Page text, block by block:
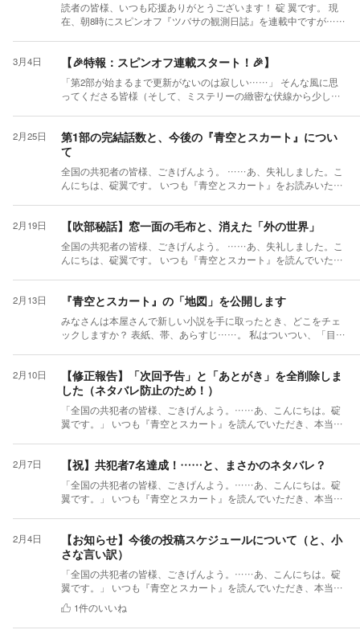
からこその、奇妙なすれ違いと静かな共鳴がネットを挟んで起き
ていました。 「あの時、ネットの向こう側ではこんな腹の探り合
いが起きていたのか！」と、立体的に楽しんでいただける仕掛け
になっております。 本日のエピソードはこちらからお読みいただ
けます！ ▼『現在46歳ITオヤジ〜』第22話
[https://kakuyomu.jp/works/2912051596810966215/episodes/291205159
7170325885](https://www.google.com/search?
と気になった方はこちら！ 『青空とスカート』第31回
[https://kakuyomu.jp/works/822139844168187275/episodes/8221398447
q=https://kakuyomu.jp/works/822139844168187275/episodes/82213984
4772315453) 面白かったら、それぞれの作品に★（星）や応援コメ
ントを投下して、彼女（彼？）たちの熱い頭脳戦を労ってやって
いただけると嬉しいです！ 引き続き、両作品ともによろしくお願
いいたします。
う限界サバイバル・コメディです。 ★ツバサファン必見のポイン
ト！ 新作の舞台は、ツバサたちと同じ「私立青藍学園」です！
『青空とスカート』でツバサが見せる「理系脳でのツッコミ」や
「不条理な女子力空間でのパニック」がお好きな方には、絶対に
刺さる自信作となっています。（本作の主人公はビジネス脳で女
子校をハックします笑） まずは本日、ご挨拶代わりに「第1話」
を公開いたしました！ 明日の朝にはスピンオフ最終話の公開と同
う！」と思っていただけましたら、ぜひ今のうちに第1話を覗いて
いただき、フォロー（ブックマーク）して明日の更新をお待ちい
新作をよろしくお願いいたします！
ってきました。 そのため、「今から秋や冬の話を読むのは少し季
節外れかな？」と感じさせてしまっているかもしれません。執筆
スケジュールの都合上、現実の季節とずれてしまって申し訳あり
ません……！ ですが、寒さと湿度が高まるにつれて加速していく
「女子校の密室劇」と、ツバサたちの熱い反逆劇は、季節のズレ
を吹き飛ばすくらい熱量高く書き上げていますので、ぜひ最後ま
でお付き合いいただければ嬉しいです！ ☀️ スピンオフは「今の季
ート・ログ）』の方は、極力「今の現実の時期（春〜新学期）」
の空気感を反映したエピソードをお届けできるように調整して書
の女子校の非合理な生態に、ツバサが相変わらず理系ロジックで
ツッコミを入れまくっています（笑）。 ですので、ぜひ！ 朝はス
ピンオフで「今の季節の爽やかな（？）笑い」を、 夜は本編で
「秋冬のヒリヒリするようなサスペンス」を、 それぞれ違った味
わいとして楽しんでいただければ幸いです。 これからも『青空と
スカート』の世界を、表からも裏からも盛り上げていきますの
で、ツバサたち『聖域』メンバーの活躍を引き続きよろしくお願
読者の皆様、いつも応援ありがとうございます！ 碇 翼です。 現
在、朝8時にスピンオフ『ツバサの観測日誌』を連載中ですが……
いたします！ 第2部では、秋から冬にかけての学園を舞台に、ツ
バサたち『聖域』のメンバーが、姿なきサイバーテロや暴走する
学園AI『マミ』と物理法則（アナログ）で真っ向から激突しま
す。 氷の指揮官（玲奈先輩）やヤンデレ聖女（咲良先輩）の執着
もさらに加速……！？ 【今後の更新スケジュール】 ☀️ 朝 8:00 ：
スピンオフ『観測日誌』 🌙 夜 20:00：第2部本編『青空とボレロ』
第2部の開幕まで、朝のスピンオフを楽しみながら今しばらくお待
ちください！
3月4日 【🎉特報：スピンオフ連載スタート！🎉】
「第2部が始まるまで更新がないのは寂しい……」 そんな風に思
ってくださる皆様（そして、ミステリーの緻密な伏線から少しだ
ト・ログ）～』 （※作品ページはこのリンクから飛べます→
[https://kakuyomu.jp/my/works/822139846292208147]） 本編のシリア
し、ツバサが理系ロジックでツッコミを入れては自爆する……と
いう、1話500文字程度でサクッと読める日常ショートコメディで
す。 ドロドロの事件は一切起きません。ただただ、質量保存の法
則を無視する「女子のお弁当トレード」や、空間の位相幾何学を
歪める「自撮りアプリ」に、理系男子が翻弄されるだけの平和な
清涼剤となっております。 第2部開幕までの「つなぎ」として、
息抜きがてら毎日（※更新頻度に合わせて調整してください）投稿
2月25日
第1部の完結話数と、今後の『青空とスカート』につい
て
全国の共犯者の皆様、ごきげんよう。 ……あ、失礼しました。こ
んにちは、碇翼です。 いつも『青空とスカート』をお読みいただ
た（キーボードを叩きました、ですね）。 ■ 今夜20時に「第48
話」を公開します！ 現在、第47話まで公開中ですが、本日の20時
に最新となる第48話を更新いたします。ぜひ、今夜の更新もお楽
しみに！ ■ 第1部の完結について 本作の大きな区切りとなる「第1
部」ですが、【全60話 ＋ サイドストーリー数話】で完結する構成
となっております。 現在48話目前ということで、第1部のクライ
マックスまで残すところあと少しとなりました。青藍学園で巻き
起こるドタバタと謎解きの行方を、ぜひ最後まで見届けていただ
ければ幸いです。 ■ 第2部も鋭意執筆中です！ そして、「第1部が
おります！ 第1部を無事に走り切った後も、翼のさらなる学園生
活をお届けできるよう準備しておりますので、引き続き物語を楽
しんでいただけると嬉しいです。 それでは、今夜20時の更新でお
会いしましょう！ 今後とも『青空とスカート』をどうぞよろしく
お願いいたします。
2月19日 【吹部秘話】窓一面の毛布と、消えた「外の世界」
全国の共犯者の皆様、ごきげんよう。 ……あ、失礼しました。こ
んにちは、碇翼です。 いつも『青空とスカート』を読んでいただ
つご紹介します。 私の母校の吹奏楽部では、夏のコンクール前に
なると少し変わった光景が見られました。 それは、「音楽室の窓
一面を、厚手の毛布で隙間なく覆い尽くす」というもの。 冷房効
率のため……ではありません。実は「音の反響」を極限まで抑え
て、自分たちの音をよりシビアに、裸の状態にするためでした。
窓を塞いでも室内はもちろん電気で明るいのですが、外の景色が
一切見えなくなります。すると不思議なことに、真昼間なのに時
間の感覚が麻痺していくんです。 一日中「窓のない箱」の中で合
奏に明け暮れ、ようやく練習が終わって外に出ると、そこには本
物の夜の闇が広がっている……。 あの、世界から切り離されたよ
は当たり前な光景を、今後も作中に生かしていきたいと考えてい
ます。 そこで、元・現役吹奏楽部の皆様にお願いです！ 「うちの
部活でも窓を塞いでいた」「こんな不思議な練習環境だった」と
いう「あるある」を、ぜひコメントで教えていただけないでしょ
うか。 「夏合宿の謎の伝統」や「特定のパートだけが持つジンク
ス」など、どんな些細なことでも大歓迎です。皆様の思い出が、
翼くんたちの学園生活をよりリアルに彩るヒントになるかもしれ
ません。 もちろん、作品の感想や翼くんへのツッコミもお待ちし
ております！
2月13日 『青空とスカート』の「地図」を公開します
みなさんは本屋さんで新しい小説を手に取ったとき、どこをチェ
ックしますか？ 表紙、帯、あらすじ……。 私はついつい、「目
のかが見えて、なんだか安心するんですよね。 ところが、私のこ
の『青空とスカート』。 第1章からノンストップで書き進めてき
ンのゴールが見えないランナーのような気持ちにさせてしまって
いるかもしれません（もしイライラさせていたらごめんなさ
い！）。 そこで、本作の全体構成という名の「地図」をここで公
開しておきます。 【作品構成の全貌】 本作は、以下の全5章・計
62話（プラスサイドストーリー数話）で完結する予定です。 第1
章： 誤送された青春（入学編） 第2章： 乙女の園の『バグ』解析
（日常編） 第3章： 開戦のホイッスル（球技大会編） 第4章： 夏
活」ログ 現在は第5章を執筆中、いよいよクライマックスへ向け
てラストスパートす。 ツバサの「女装×数理的思考」が、AIに支
いいただければ幸いです。 引き続き、応援よろしくお願いしま
す！
2月10日
【修正報告】「次回予告」と「あとがき」を全削除しま
した（ネタバレ防止のため！）
「全国の共犯者の皆様、ごきげんよう。……あ、こんにちは。碇
翼です。」 いつも『青空とスカート』を読んでいただき、本当に
を、先ほど全話分、バッサリと削除いたしました。 きっかけは、
数少ない、貴重な、大切な読者の方からいただいた「次回予告、
ネタバレが多くないですか？」というご意見です。 改めて自分で
読み返してみると……あろうことか、サービス精神が空回りし
て、次の展開やオチを全力で喋ってしまっていました（完全に私
の失態です……）。 そこで今回、思い切ってすべて消すことに決
めました。 余計な情報をなくすことで、「次は一体どうなるん
だ？」と皆様に想像しながらページをめくっていただき、楽しん
でいただけると判断しました。 「あの予告、地味に好きだったの
に」という方がもし（万が一）いらっしゃったら申し訳ありませ
ん。 スッキリと読みやすくなった？？『青空とスカート』を、引
き続きよろしくお願いいたします。
2月7日 【祝】共犯者7名達成！……と、まさかのネタバレ？
「全国の共犯者の皆様、ごきげんよう。……あ、こんにちは。碇
翼です。」 いつも『青空とスカート』を読んでいただき、本当に
となく（今のところは）、無事に第2章を書き上げ、現在は第3章
の執筆と格闘しております。 そんな中、ふと管理画面を見てみる
っている「共犯者」の皆様が、7名になっていました！ 評価の
「星」や応援の「ハート」も、いただくたびに小躍りするほど嬉
しいのですが、フォローしていただけると更新通知が（運営さん
2月4日
【お知らせ】今後の投稿スケジュールについて（と、小
さな言い訳）
「全国の共犯者の皆様、ごきげんよう。……あ、こんにちは。碇
翼です。」 いつも『青空とスカート』を読んでいただき、本当に
ありがとうございます！ 1月30日の連載開始からほぼ1週間、執筆
の熱量そのままに、思うがまま、気の向くままにアップロードを
続けてまいりました。 「更新通知が不規則すぎてスマホが鳴り止
1件のいいね